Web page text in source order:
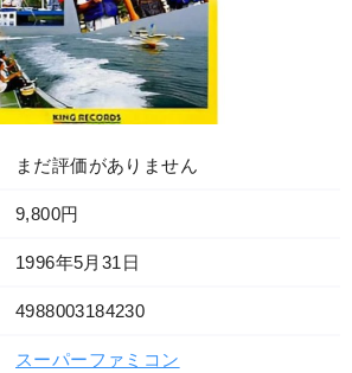
まだ評価がありません
9,800円
1996年5月31日
4988003184230
スーパーファミコン